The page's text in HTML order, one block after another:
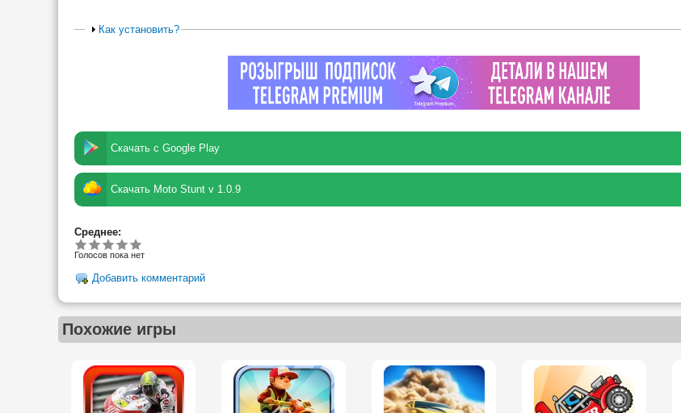
Как установить?
Скачать с Google Play
Скачать Moto Stunt v 1.0.9
Среднее:
Голосов пока нет
Добавить комментарий
Похожие игры